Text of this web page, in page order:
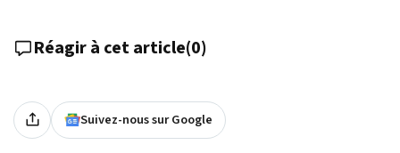
Réagir à cet article(0)
Suivez-nous sur Google